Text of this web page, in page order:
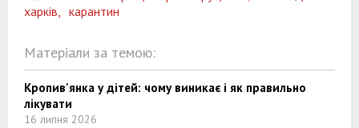
харків, карантин
Матеріали за темою:
Кропив'янка у дітей: чому виникає і як правильно
лікувати
16 липня 2026